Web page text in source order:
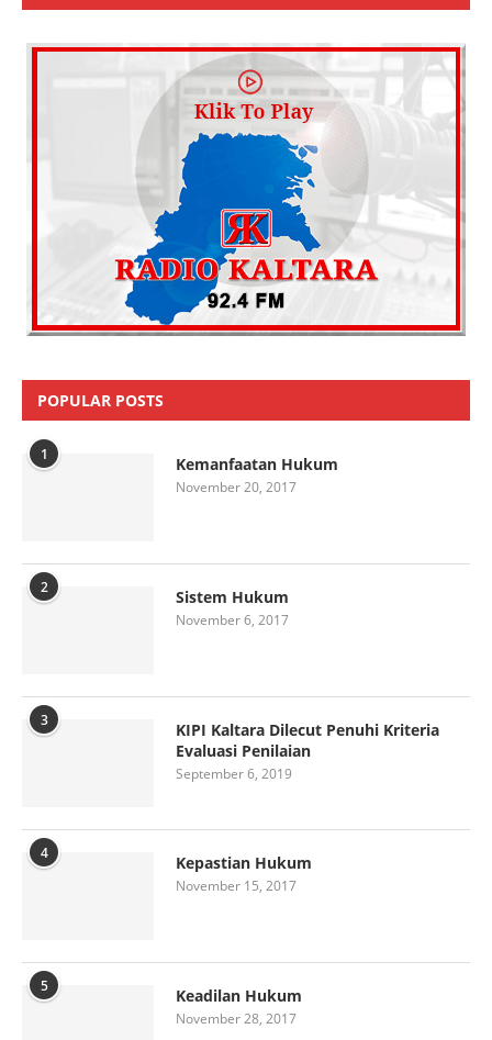
POPULAR POSTS
1 Kemanfaatan Hukum
November 20, 2017
2 Sistem Hukum
November 6, 2017
3
KIPI Kaltara Dilecut Penuhi Kriteria
Evaluasi Penilaian
September 6, 2019
4 Kepastian Hukum
November 15, 2017
5 Keadilan Hukum
November 28, 2017